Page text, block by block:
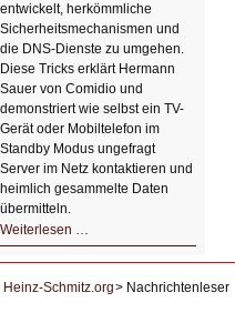
entwickelt, herkömmliche
Sicherheitsmechanismen und
die DNS-Dienste zu umgehen.
Diese Tricks erklärt Hermann
Sauer von Comidio und
demonstriert wie selbst ein TV-
Gerät oder Mobiltelefon im
Standby Modus ungefragt
Server im Netz kontaktieren und
heimlich gesammelte Daten
übermitteln.
Weiterlesen …
DNS
Heinz-Schmitz.org
Nachrichtenleser